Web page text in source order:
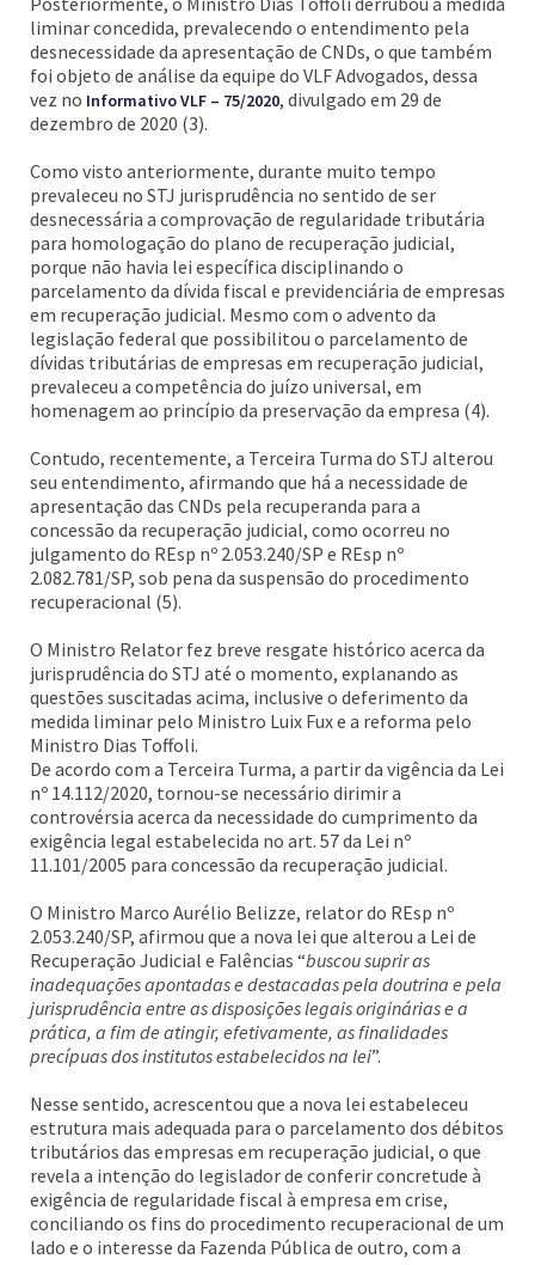
liminar concedida, prevalecendo o entendimento pela
desnecessidade da apresentação de CNDs, o que também
foi objeto de análise da equipe do VLF Advogados, dessa
vez no Informativo VLF – 75/2020, divulgado em 29 de
dezembro de 2020 (3).
Como visto anteriormente, durante muito tempo
prevaleceu no STJ jurisprudência no sentido de ser
desnecessária a comprovação de regularidade tributária
para homologação do plano de recuperação judicial,
porque não havia lei específica disciplinando o
parcelamento da dívida fiscal e previdenciária de empresas
em recuperação judicial. Mesmo com o advento da
legislação federal que possibilitou o parcelamento de
dívidas tributárias de empresas em recuperação judicial,
prevaleceu a competência do juízo universal, em
homenagem ao princípio da preservação da empresa (4).
Contudo, recentemente, a Terceira Turma do STJ alterou
seu entendimento, afirmando que há a necessidade de
apresentação das CNDs pela recuperanda para a
concessão da recuperação judicial, como ocorreu no
julgamento do REsp nº 2.053.240/SP e REsp nº
2.082.781/SP, sob pena da suspensão do procedimento
recuperacional (5).
O Ministro Relator fez breve resgate histórico acerca da
jurisprudência do STJ até o momento, explanando as
questões suscitadas acima, inclusive o deferimento da
medida liminar pelo Ministro Luix Fux e a reforma pelo
Ministro Dias Toffoli.
De acordo com a Terceira Turma, a partir da vigência da Lei
nº 14.112/2020, tornou-se necessário dirimir a
controvérsia acerca da necessidade do cumprimento da
exigência legal estabelecida no art. 57 da Lei nº
11.101/2005 para concessão da recuperação judicial.
O Ministro Marco Aurélio Belizze, relator do REsp nº
2.053.240/SP, afirmou que a nova lei que alterou a Lei de
Recuperação Judicial e Falências “buscou suprir as
inadequações apontadas e destacadas pela doutrina e pela
jurisprudência entre as disposições legais originárias e a
prática, a fim de atingir, efetivamente, as finalidades
precípuas dos institutos estabelecidos na lei”.
Nesse sentido, acrescentou que a nova lei estabeleceu
estrutura mais adequada para o parcelamento dos débitos
tributários das empresas em recuperação judicial, o que
revela a intenção do legislador de conferir concretude à
exigência de regularidade fiscal à empresa em crise,
conciliando os fins do procedimento recuperacional de um
lado e o interesse da Fazenda Pública de outro, com a